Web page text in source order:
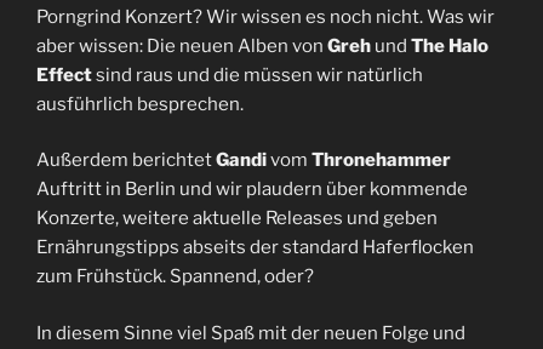
Porngrind Konzert? Wir wissen es noch nicht. Was wir
aber wissen: Die neuen Alben von Greh und The Halo
Effectsind raus und die müssen wir natürlich
ausführlich besprechen.
Außerdem berichtetGandivom Thronehammer
Auftritt in Berlin und wir plaudern über kommende
Konzerte, weitere aktuelle Releases und geben
Ernährungstipps abseits der standard Haferflocken
zum Frühstück. Spannend, oder?
In diesem Sinne viel Spaß mit der neuen Folge und